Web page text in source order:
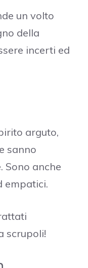
un volto
della
incerti ed
arguto,
sanno
Sono anche
empatici.
scrupoli!